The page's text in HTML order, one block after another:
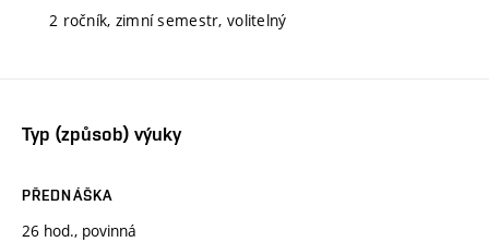
2 ročník, zimní semestr, volitelný
Typ (způsob) výuky
PŘEDNÁŠKA
26 hod., povinná